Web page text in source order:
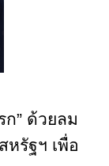
ก” ด้วยลม
หรัฐฯ เพื่อ